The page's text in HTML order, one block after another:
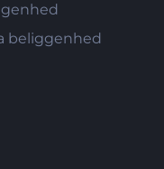
beliggenhed